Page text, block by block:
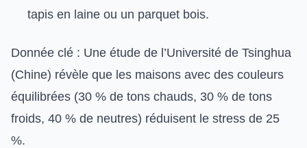
tapis en laine ou un parquet bois.
Donnée clé : Une étude de l’Université de Tsinghua
(Chine) révèle que les maisons avec des couleurs
équilibrées (30 % de tons chauds, 30 % de tons
froids, 40 % de neutres) réduisent le stress de 25
%.